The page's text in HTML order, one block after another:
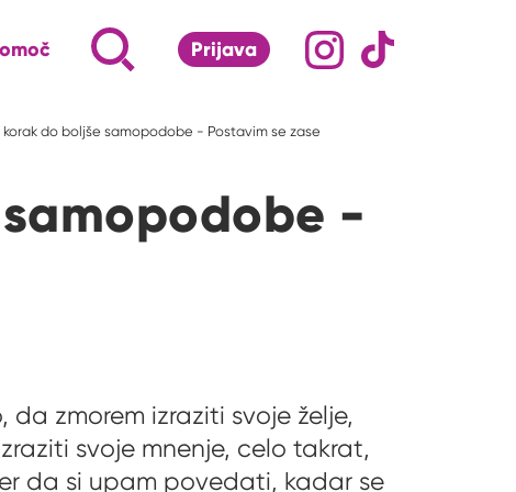
Iskalnik za iskanje po strani
Napiši, kaj te zanima ...
S klikom na lupo odpri iskalnik
Prijava
Družabna omrežja
korak do boljše samopodobe - Postavim se zase
-
zmorem izraziti svoje želje,
svoje mnenje, celo takrat,
da si upam povedati, kadar se